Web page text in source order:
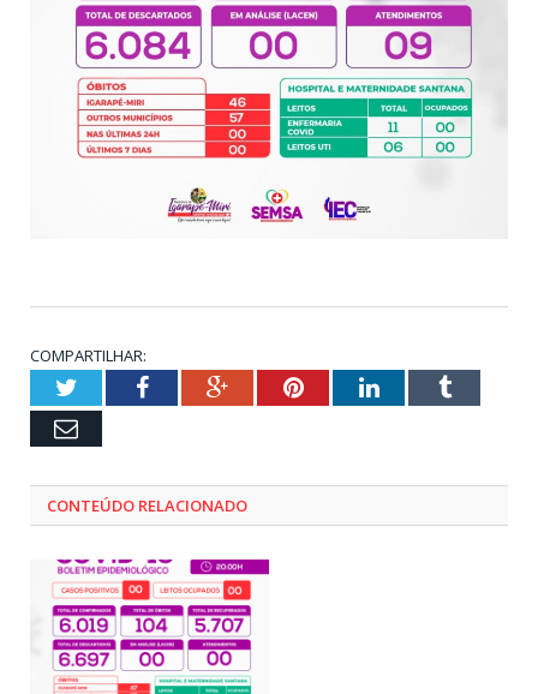
COMPARTILHAR:
TwitterFacebookGoogle+PinterestLinkedInTumblr
Email
CONTEÚDO RELACIONADO